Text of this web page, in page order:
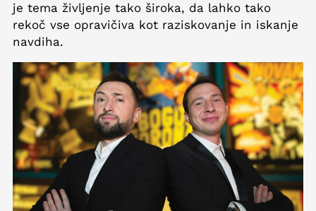
je tema življenje tako široka, da lahko tako
rekoč vse opravičiva kot raziskovanje in iskanje
navdiha.